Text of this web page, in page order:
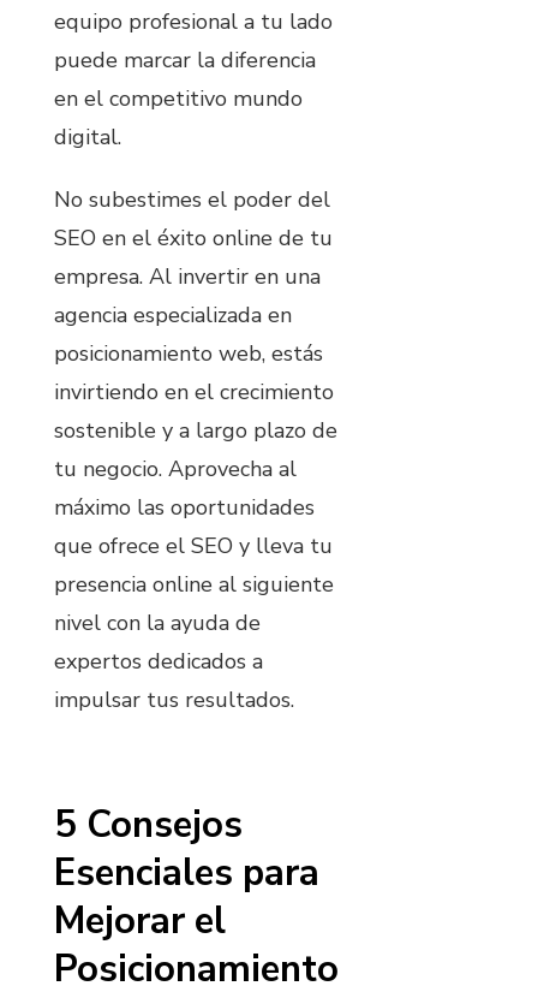
equipo profesional a tu lado
puede marcar la diferencia
en el competitivo mundo
digital.
No subestimes el poder del
SEO en el éxito online de tu
empresa. Al invertir en una
agencia especializada en
posicionamiento web, estás
invirtiendo en el crecimiento
sostenible y a largo plazo de
tu negocio. Aprovecha al
máximo las oportunidades
que ofrece el SEO y lleva tu
presencia online al siguiente
nivel con la ayuda de
expertos dedicados a
impulsar tus resultados.
5 Consejos
Esenciales para
Mejorar el
Posicionamiento